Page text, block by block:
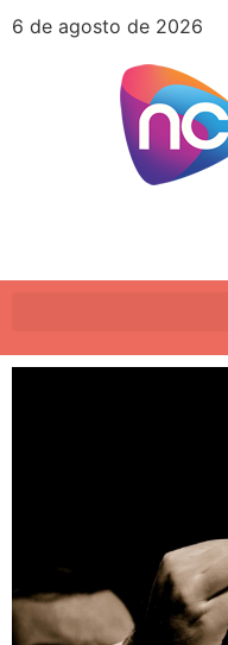
6 de agosto de 2026